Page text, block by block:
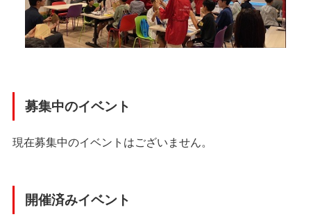
募集中のイベント
現在募集中のイベントはございません。
開催済みイベント